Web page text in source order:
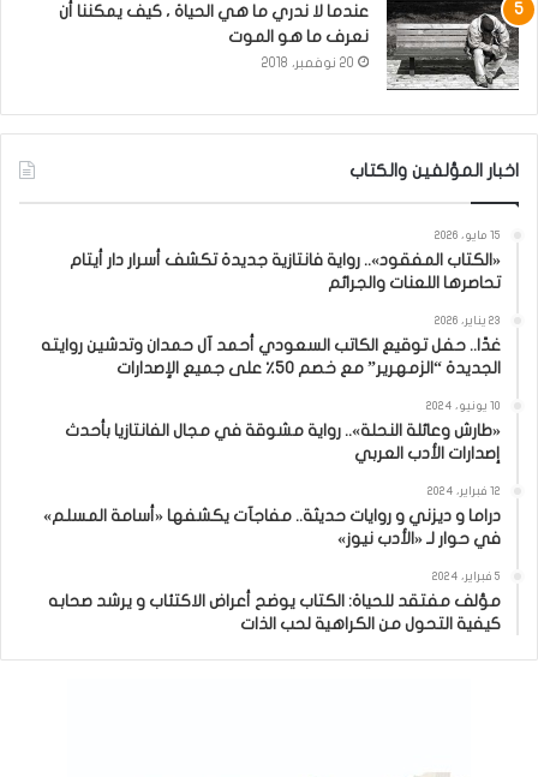
عندما لا ندري ما هي الحياة ، كيف يمكننا أن
نعرف ما هو الموت
20 نوفمبر، 2018
اخبار المؤلفين والكتاب
15 مايو، 2026
«الكتاب المفقود».. رواية فانتازية جديدة تكشف أسرار دار أيتام
تحاصرها اللعنات والجرائم
23 يناير، 2026
غدًا.. حفل توقيع الكاتب السعودي أحمد آل حمدان وتدشين روايته
الجديدة “الزمهرير” مع خصم 50٪ على جميع الإصدارات
10 يونيو، 2024
«طارش وعائلة النحلة».. رواية مشوقة في مجال الفانتازيا بأحدث
إصدارات الأدب العربي
12 فبراير، 2024
دراما و ديزني و روايات حديثة.. مفاجآت يكشفها «أسامة المسلم»
في حوار لـ «الأدب نيوز»
5 فبراير، 2024
مؤلف مفتقد للحياة: الكتاب يوضح أعراض الاكتئاب و يرشد صحابه
كيفية التحول من الكراهية لحب الذات